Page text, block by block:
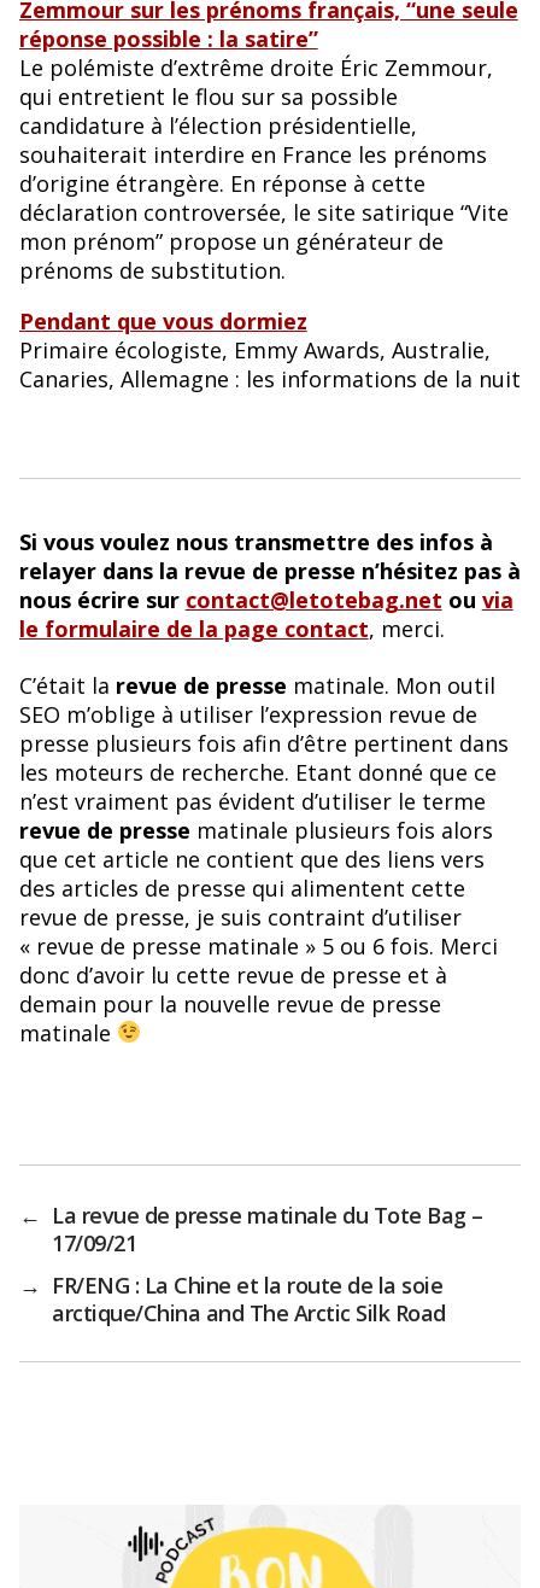
Zemmour sur les prénoms français, “une seule
réponse possible : la satire”
Le polémiste d’extrême droite Éric Zemmour,
qui entretient le flou sur sa possible
candidature à l’élection présidentielle,
souhaiterait interdire en France les prénoms
d’origine étrangère. En réponse à cette
déclaration controversée, le site satirique “Vite
mon prénom” propose un générateur de
prénoms de substitution.
Pendant que vous dormiez
Primaire écologiste, Emmy Awards, Australie,
Canaries, Allemagne : les informations de la nuit
Si vous voulez nous transmettre des infos à
relayer dans la revue de presse n’hésitez pas à
nous écrire sur contact@letotebag.net ou via
le formulaire de la page contact, merci.
C’était la revue de presse matinale. Mon outil
SEO m’oblige à utiliser l’expression revue de
presse plusieurs fois afin d’être pertinent dans
les moteurs de recherche. Etant donné que ce
n’est vraiment pas évident d’utiliser le terme
revue de presse matinale plusieurs fois alors
que cet article ne contient que des liens vers
des articles de presse qui alimentent cette
revue de presse, je suis contraint d’utiliser
« revue de presse matinale » 5 ou 6 fois. Merci
donc d’avoir lu cette revue de presse et à
demain pour la nouvelle revue de presse
matinale
← La revue de presse matinale du Tote Bag –
17/09/21
→ FR/ENG : La Chine et la route de la soie
arctique/China and The Arctic Silk Road